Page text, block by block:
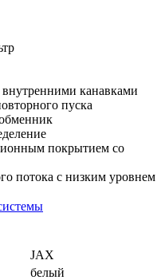
канавками
пуска
покрытием со
потока с низким уровнем
JAX
белый